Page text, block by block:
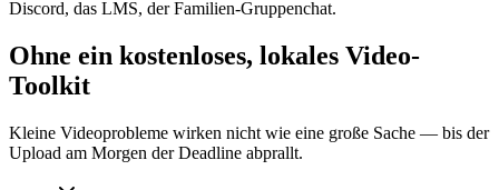
Discord, das LMS, der Familien-Gruppenchat.
Ohne ein kostenloses, lokales Video-
Toolkit
Kleine Videoprobleme wirken nicht wie eine große Sache — bis der
Upload am Morgen der Deadline abprallt.